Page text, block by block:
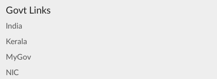
Govt Links
India
Kerala
MyGov
NIC